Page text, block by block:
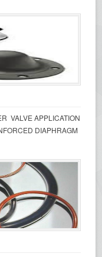
VALVE APPLICATION
DIAPHRAGM